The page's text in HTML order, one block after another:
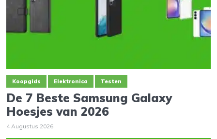
Koopgids Elektronica Testen
De 7 Beste Samsung Galaxy
Hoesjes van 2026
4 Augustus 2026